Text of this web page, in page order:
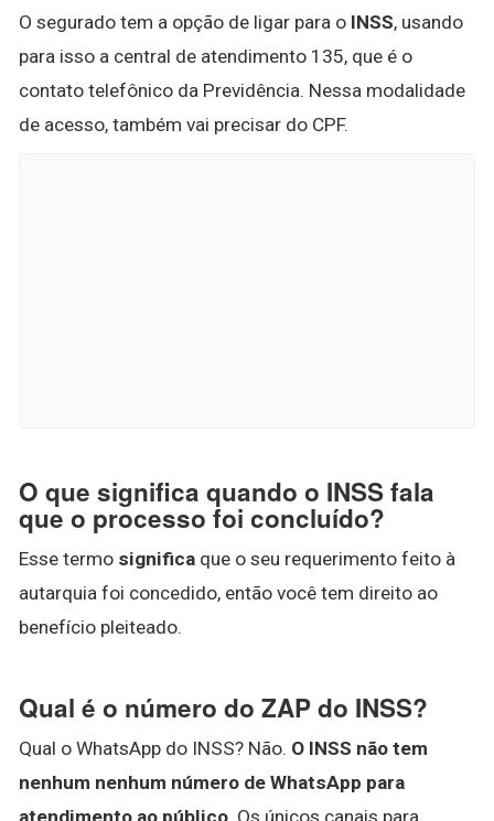
O segurado tem a opção de ligar para o INSS, usando
para isso a central de atendimento 135, que é o
contato telefônico da Previdência. Nessa modalidade
de acesso, também vai precisar do CPF.
O que significa quando o INSS fala
que o processo foi concluído?
Esse termo significa que o seu requerimento feito à
autarquia foi concedido, então você tem direito ao
benefício pleiteado.
Qual é o número do ZAP do INSS?
Qual o WhatsApp do INSS? Não. O INSS não tem
nenhum nenhum número de WhatsApp para
atendimento ao público. Os únicos canais para